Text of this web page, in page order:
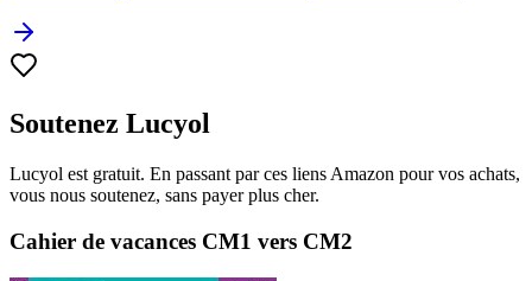
Soutenez Lucyol
Lucyol est gratuit. En passant par ces liens Amazon pour vos achats,
vous nous soutenez, sans payer plus cher.
Cahier de vacances CM1 vers CM2